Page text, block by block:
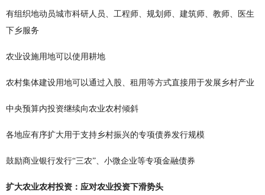
有组织地动员城市科研人员、工程师、规划师、建筑师、教师、医生
下乡服务
农业设施用地可以使用耕地
农村集体建设用地可以通过入股、租用等方式直接用于发展乡村产业
中央预算内投资继续向农业农村倾斜
各地应有序扩大用于支持乡村振兴的专项债券发行规模
鼓励商业银行发行“三农”、小微企业等专项金融债券
扩大农业农村投资：应对农业投资下滑势头